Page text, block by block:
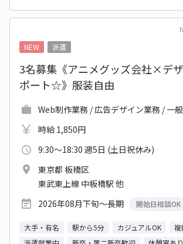
NEW
派遣
3名募集《アニメグッズ会社×デ
ポート☆》服装自由
Web制作業務 / 広告デザイン業務 / 一
時給 1,850円
9:30～18:30 週5日 (土日祝休み)
東京都 板橋区
東武東上線 中板橋駅 他
2026年08月下旬～長期
開始日相談OK
大手・有名 駅から5分 カジュアルOK
複